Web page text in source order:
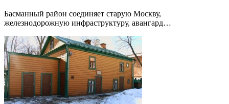
Басманный район соединяет старую Москву,
железнодорожную инфраструктуру, авангард…